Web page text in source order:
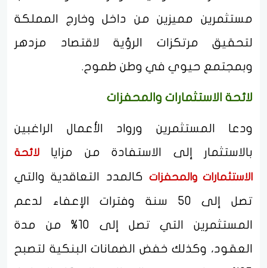
مستثمرين مميزين من داخل وخارج المملكة
لتحقيق مرتكزات الرؤية لاقتصاد مزدهر
وبمجتمع حيوي في وطن طموح.
لائحة الاستثمارات والمحفزات
ودعا المستثمرين ورواد الأعمال الراغبين
بالاستثمار إلى الاستفادة من مزايا لائحة
الاستثمارات والمحفزات كالمدد التعاقدية والتي
تصل إلى 50 سنة وفترات الإعفاء لدعم
المستثمرين التي تصل إلى 10% من مدة
العقود، وكذلك خفض الضمانات البنكية لتصبح